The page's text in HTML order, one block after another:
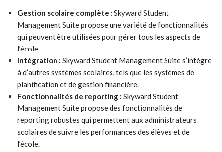
Gestion scolaire complète : Skyward Student
Management Suite propose une variété de fonctionnalités
qui peuvent être utilisées pour gérer tous les aspects de
l’école.
Intégration : Skyward Student Management Suite s’intègre
à d’autres systèmes scolaires, tels que les systèmes de
planification et de gestion financière.
Fonctionnalités de reporting : Skyward Student
Management Suite propose des fonctionnalités de
reporting robustes qui permettent aux administrateurs
scolaires de suivre les performances des élèves et de
l’école.